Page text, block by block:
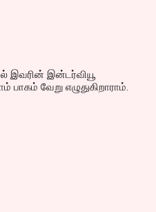
இவரின் இன்டர்வியூ
வேறு எழுதுகிறாராம்.